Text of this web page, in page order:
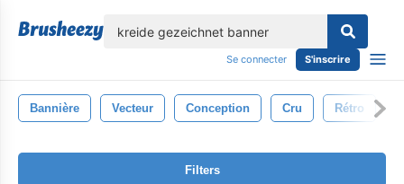
Se connecter S'inscrire
Bannière Vecteur Conception Cru Rétro
Filters